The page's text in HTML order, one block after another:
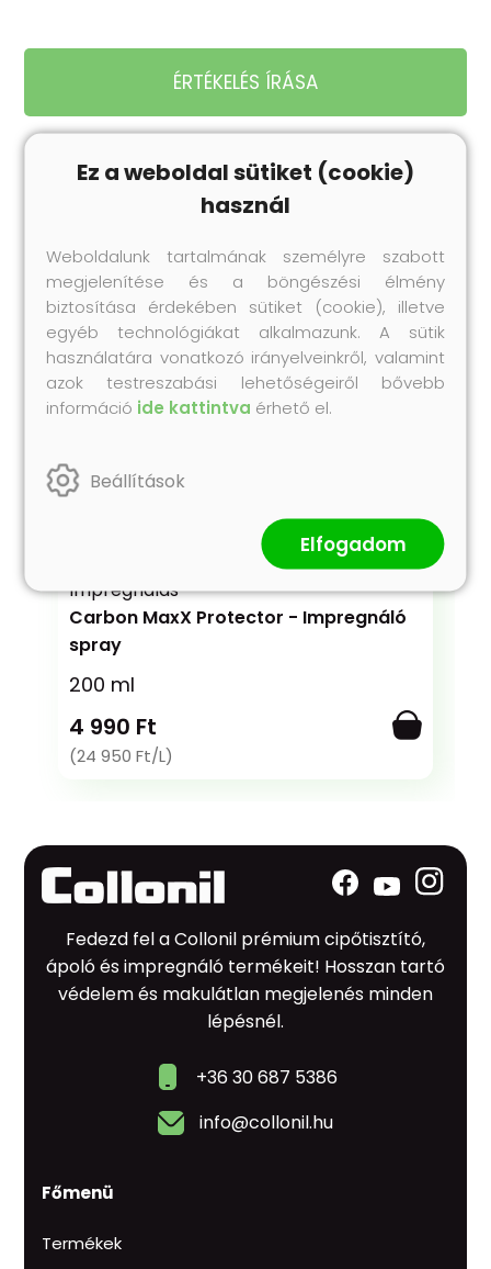
ÉRTÉKELÉS ÍRÁSA
termékeink
Próbáld ki te is korábbi vásárlóink kedvenc
Collonil termékeit!
Impregnálás
Carbon MaxX Protector - Impregnáló
spray
200 ml
4 990 Ft
(24 950 Ft/L)
Fedezd fel a Collonil prémium cipőtisztító,
ápoló és impregnáló termékeit! Hosszan tartó
védelem és makulátlan megjelenés minden
lépésnél.
+36 30 687 5386
info@collonil.hu
Főmenü
Termékek
Ez a weboldal sütiket (cookie)
használ
Weboldalunk tartalmának személyre szabott
megjelenítése és a böngészési élmény
biztosítása érdekében sütiket (cookie), illetve
egyéb technológiákat alkalmazunk. A sütik
használatára vonatkozó irányelveinkről, valamint
azok testreszabási lehetőségeiről bővebb
információ ide kattintva érhető el.
Beállítások
Elfogadom